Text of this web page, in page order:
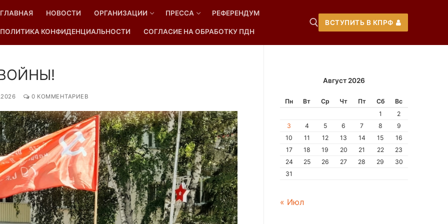
ГЛАВНАЯ НОВОСТИ ОРГАНИЗАЦИИ ПРЕССА РЕФЕРЕНДУМ
ПОЛИТИКА КОНФИДЕНЦИАЛЬНОСТИ СОГЛАСИЕ НА ОБРАБОТКУ ПДН
ВСТУПИТЬ В КПРФ
0 КОММЕНТАРИЕВ
Август 2026
Пн Вт Ср Чт Пт Сб
Вс
1
2
3
4 5 6 7 8
9
10
11 12 13 14 15
16
17
18 19 20 21 22
23
24
25 26 27 28 29
30
31
« Июл